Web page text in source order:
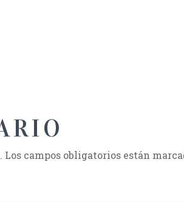
Los campos obligatorios están